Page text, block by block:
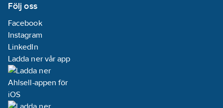
Följ oss
Facebook
Instagram
LinkedIn
Ladda ner vår app